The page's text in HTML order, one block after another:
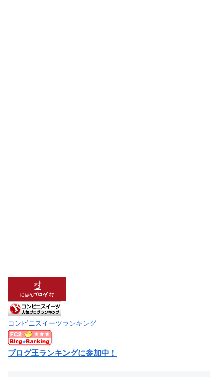
コンビニスイーツランキング
ブログ王ランキングに参加中！